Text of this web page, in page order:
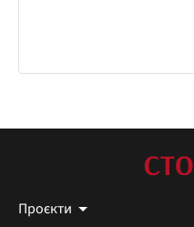
Проєкти